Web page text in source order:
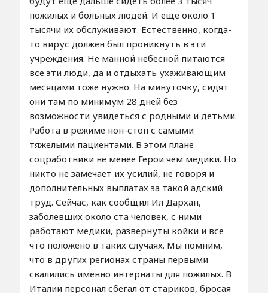
пожилых и больных людей. И ещё около 1
тысячи их обслуживают. Естественно, когда-
то вирус должен был проникнуть в эти
учреждения. Не манной небесной питаются
все эти люди, да и отдыхать ухаживающим
месяцами тоже нужно. На минуточку, сидят
они там по минимум 28 дней без
возможности увидеться с родными и детьми.
Работа в режиме нон-стоп с самыми
тяжелыми пациентами. В этом плане
соцработники не менее Герои чем медики. Но
никто не замечает их усилий, не говоря и
дополнительных выплатах за такой адский
труд. Сейчас, как сообщил Ил Дархан,
заболевших около ста человек, с ними
работают медики, развернуты койки и все
что положено в таких случаях. Мы помним,
что в других регионах страны первыми
свалились именно интернаты для пожилых. В
Италии персонал сбегал от стариков, бросая